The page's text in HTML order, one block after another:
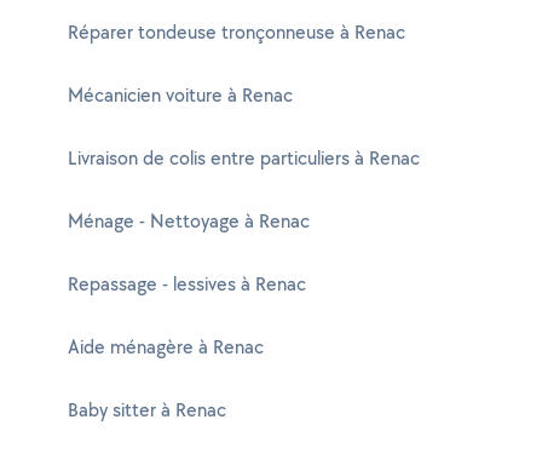
Réparer tondeuse tronçonneuse à Renac
Mécanicien voiture à Renac
Livraison de colis entre particuliers à Renac
Ménage - Nettoyage à Renac
Repassage - lessives à Renac
Aide ménagère à Renac
Baby sitter à Renac